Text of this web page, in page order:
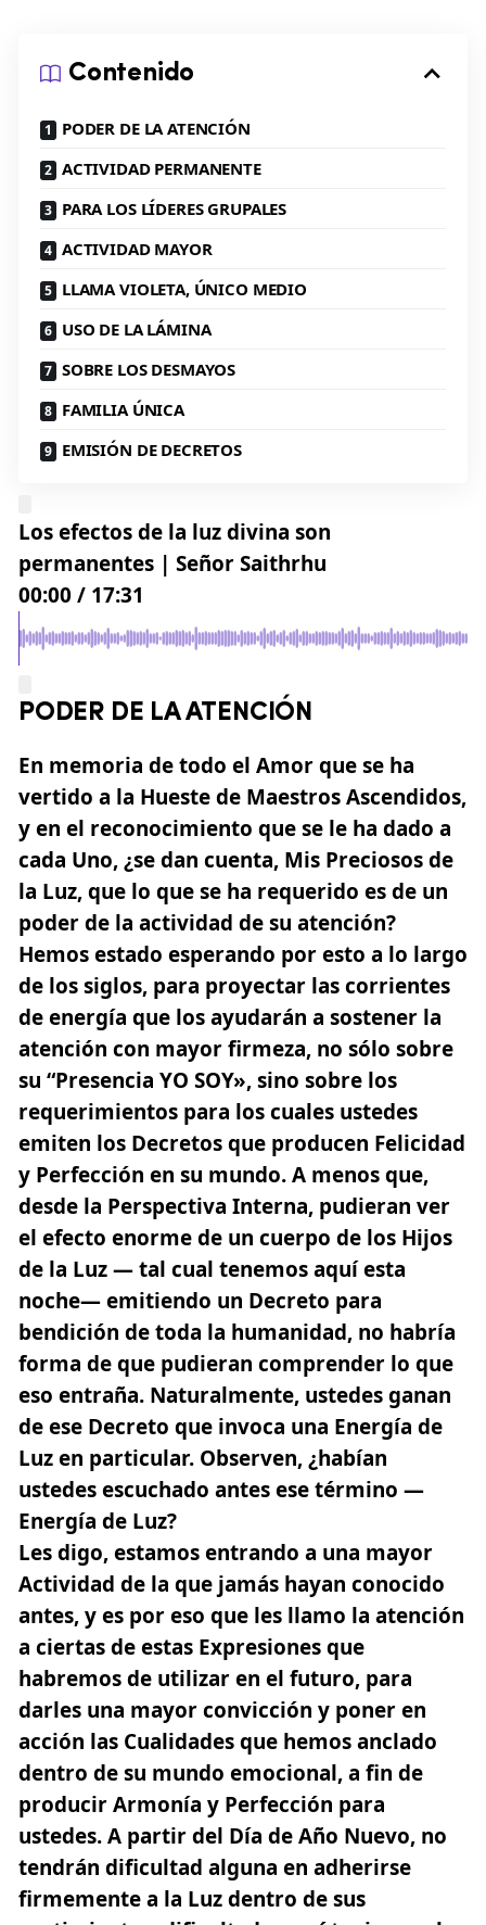
Contenido
PODER DE LA ATENCIÓN
ACTIVIDAD PERMANENTE
PARA LOS LÍDERES GRUPALES
ACTIVIDAD MAYOR
LLAMA VIOLETA, ÚNICO MEDIO
USO DE LA LÁMINA
SOBRE LOS DESMAYOS
FAMILIA ÚNICA
EMISIÓN DE DECRETOS
Los efectos de la luz divina son
permanentes | Señor Saithrhu
00:00 / 17:31
PODER DE LA ATENCIÓN
En memoria de todo el Amorque se ha
vertido a la Hueste de Maestros Ascendidos,
y en el reconocimiento que se le ha dado a
cada Uno, ¿se dan cuenta, Mis Preciosos de
la Luz, que lo que se ha requerido es de un
poder de la actividad de su atención?
Hemos estado esperando por esto a lo largo
de los siglos, para proyectar las corrientes
de energía que los ayudarán a sostener la
atención con mayor firmeza, no sólo sobre
su “Presencia YO SOY», sino sobre los
requerimientos para los cuales ustedes
emiten los Decretos que producen Felicidad
y Perfección en su mundo. A menos que,
desde la Perspectiva Interna, pudieran ver
el efecto enorme de un cuerpo de los Hijos
de la Luz — tal cual tenemos aquí esta
noche— emitiendo un Decreto para
bendición de toda la humanidad, no habría
forma de que pudieran comprender lo que
eso entraña. Naturalmente, ustedes ganan
de ese Decreto que invoca una Energía de
Luz en particular. Observen, ¿habían
ustedes escuchado antes ese término —
Energía de Luz?
Les digo, estamos entrando a una mayor
Actividad de la que jamás hayan conocido
antes, y es por eso que les llamo la atención
a ciertas de estas Expresiones que
habremos de utilizar en el futuro, para
darles una mayor convicción y poner en
acción las Cualidades que hemos anclado
dentro de su mundo emocional, a fin de
producir Armonía y Perfección para
ustedes. A partir del Día de Año Nuevo, no
tendrán dificultad alguna en adherirse
firmemente a la Luz dentro de sus